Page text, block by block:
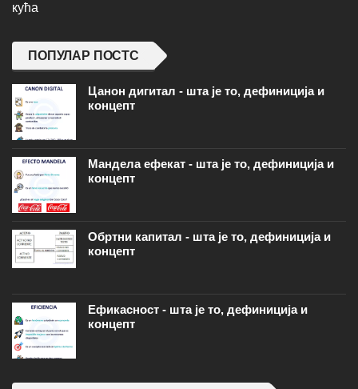
кућа
ПОПУЛАР ПОСТС
Цанон дигитал - шта је то, дефиниција и
концепт
Мандела ефекат - шта је то, дефиниција и
концепт
Обртни капитал - шта је то, дефиниција и
концепт
Ефикасност - шта је то, дефиниција и
концепт